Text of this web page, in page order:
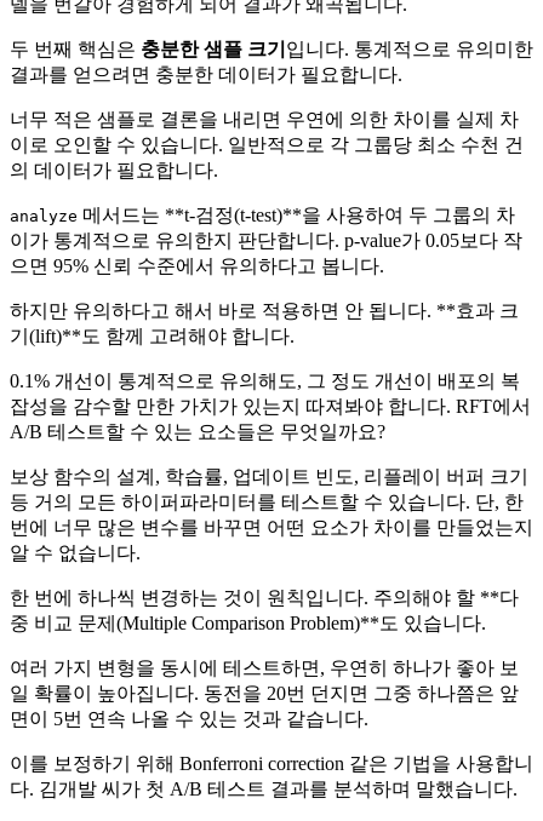
두 번째 핵심은 충분한 샘플 크기 입니다. 통계적으로 유의미한
결과를 얻으려면 충분한 데이터가 필요합니다.
너무 적은 샘플로 결론을 내리면 우연에 의한 차이를 실제 차
이로 오인할 수 있습니다. 일반적으로 각 그룹당 최소 수천 건
의 데이터가 필요합니다.
analyze 메서드는 **t-검정(t-test)**을 사용하여 두 그룹의 차
이가 통계적으로 유의한지 판단합니다. p-value가 0.05보다 작
으면 95% 신뢰 수준에서 유의하다고 봅니다.
하지만 유의하다고 해서 바로 적용하면 안 됩니다. **효과 크
기(lift)**도 함께 고려해야 합니다.
0.1% 개선이 통계적으로 유의해도, 그 정도 개선이 배포의 복
잡성을 감수할 만한 가치가 있는지 따져봐야 합니다. RFT에서
A/B 테스트할 수 있는 요소들은 무엇일까요?
보상 함수의 설계, 학습률, 업데이트 빈도, 리플레이 버퍼 크기
등 거의 모든 하이퍼파라미터를 테스트할 수 있습니다. 단, 한
번에 너무 많은 변수를 바꾸면 어떤 요소가 차이를 만들었는지
알 수 없습니다.
한 번에 하나씩 변경하는 것이 원칙입니다. 주의해야 할 **다
중 비교 문제(Multiple Comparison Problem)**도 있습니다.
여러 가지 변형을 동시에 테스트하면, 우연히 하나가 좋아 보
일 확률이 높아집니다. 동전을 20번 던지면 그중 하나쯤은 앞
면이 5번 연속 나올 수 있는 것과 같습니다.
이를 보정하기 위해 Bonferroni correction 같은 기법을 사용합니
다. 김개발 씨가 첫 A/B 테스트 결과를 분석하며 말했습니다.